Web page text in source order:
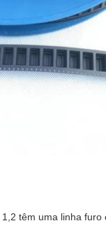
têm uma linha furo